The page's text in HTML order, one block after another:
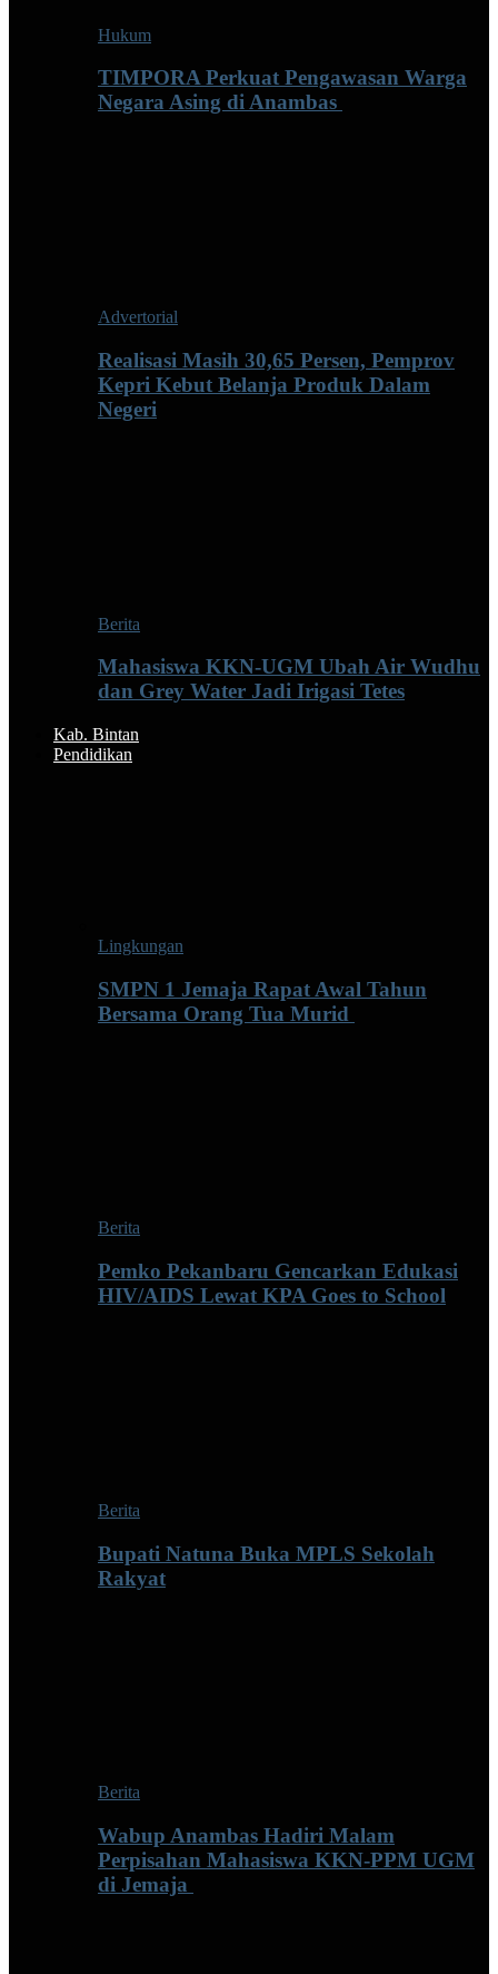
Hukum
TIMPORA Perkuat Pengawasan Warga
Negara Asing di Anambas ‎
Advertorial
Realisasi Masih 30,65 Persen, Pemprov
Kepri Kebut Belanja Produk Dalam
Negeri
Berita
Mahasiswa KKN-UGM Ubah Air Wudhu
dan Grey Water Jadi Irigasi Tetes
Kab. Bintan
Pendidikan
Lingkungan
SMPN 1 Jemaja Rapat Awal Tahun
Bersama Orang Tua Murid ‎
Berita
Pemko Pekanbaru Gencarkan Edukasi
HIV/AIDS Lewat KPA Goes to School
Berita
Bupati Natuna Buka MPLS Sekolah
Rakyat
Berita
Wabup Anambas Hadiri Malam
Perpisahan Mahasiswa KKN-PPM UGM
di Jemaja ‎